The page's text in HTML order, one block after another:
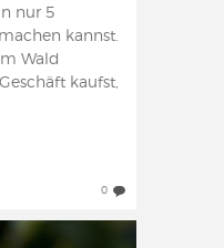
nur 5
kannst.
Wald
kaufst,
0